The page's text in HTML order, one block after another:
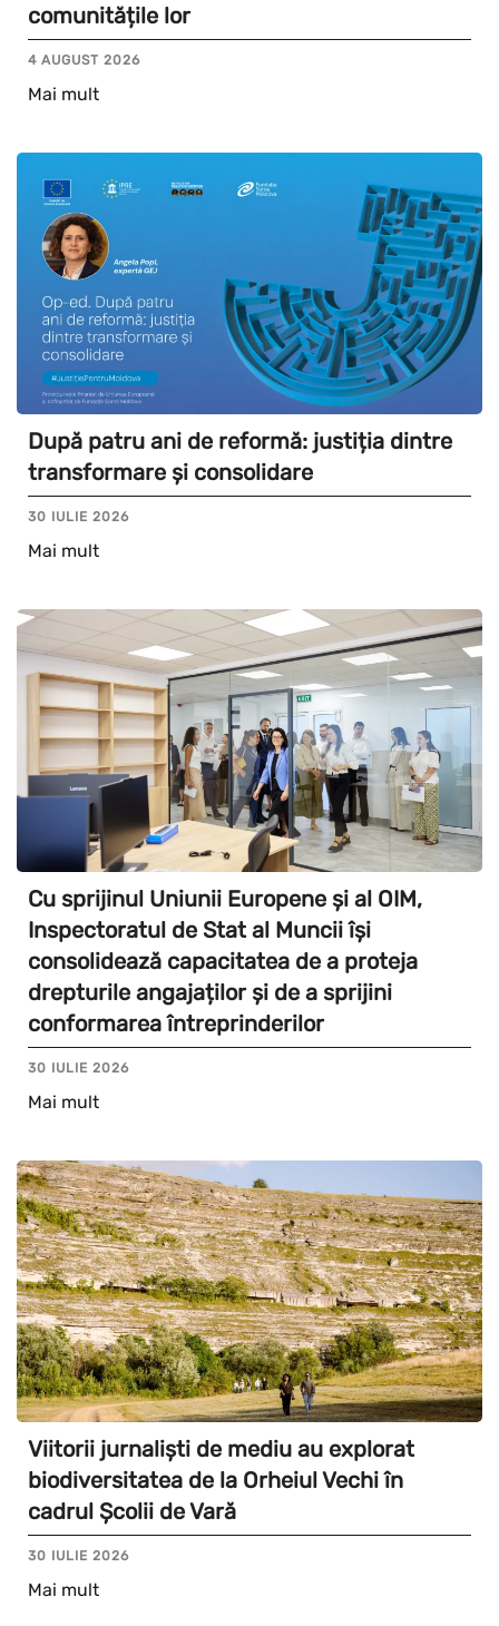
comunitățile lor
4 AUGUST 2026
Mai mult
După patru ani de reformă: justiția dintre
transformare și consolidare
30 IULIE 2026
Mai mult
Cu sprijinul Uniunii Europene și al OIM,
Inspectoratul de Stat al Muncii își
consolidează capacitatea de a proteja
drepturile angajaților și de a sprijini
conformarea întreprinderilor
30 IULIE 2026
Mai mult
Viitorii jurnaliști de mediu au explorat
biodiversitatea de la Orheiul Vechi în
cadrul Școlii de Vară
30 IULIE 2026
Mai mult